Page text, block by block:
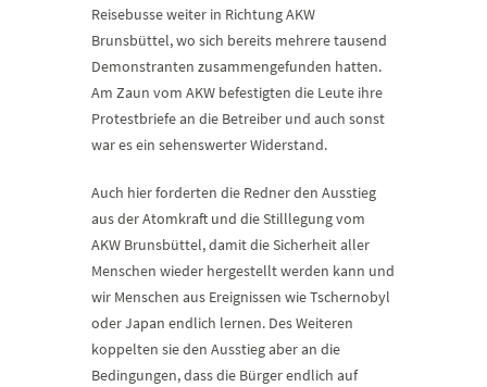
Reisebusse weiter in Richtung AKW
Brunsbüttel, wo sich bereits mehrere tausend
Demonstranten zusammengefunden hatten.
Am Zaun vom AKW befestigten die Leute ihre
Protestbriefe an die Betreiber und auch sonst
war es ein sehenswerter Widerstand.
Auch hier forderten die Redner den Ausstieg
aus der Atomkraft und die Stilllegung vom
AKW Brunsbüttel, damit die Sicherheit aller
Menschen wieder hergestellt werden kann und
wir Menschen aus Ereignissen wie Tschernobyl
oder Japan endlich lernen. Des Weiteren
koppelten sie den Ausstieg aber an die
Bedingungen, dass die Bürger endlich auf